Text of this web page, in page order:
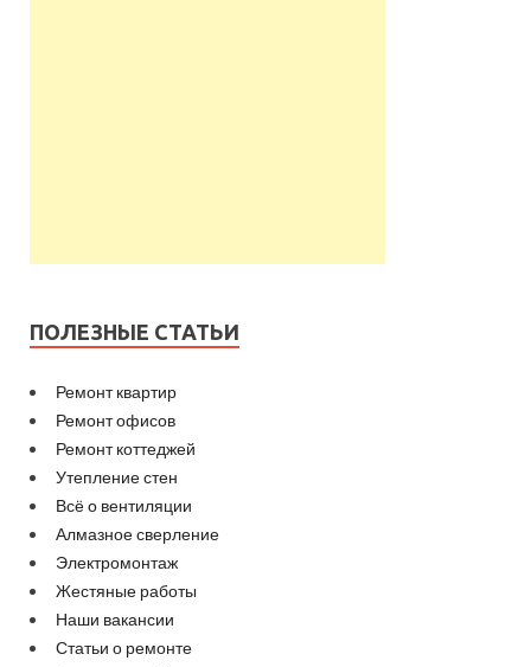
ПОЛЕЗНЫЕ СТАТЬИ
Ремонт квартир
Ремонт офисов
Ремонт коттеджей
Утепление стен
Всё о вентиляции
Алмазное сверление
Электромонтаж
Жестяные работы
Наши вакансии
Статьи о ремонте